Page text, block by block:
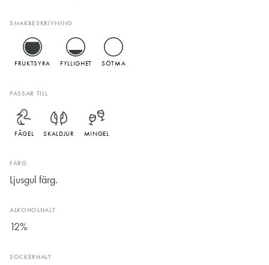
SMAKBESKRIVNING
FRUKTSYRA FYLLIGHET SÖTMA
PASSAR TILL
FÅGEL SKALDJUR MINGEL
FÄRG
Ljusgul färg.
ALKOHOLHALT
12%
SOCKERHALT